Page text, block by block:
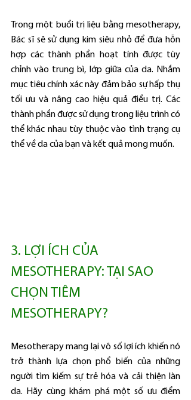
Trong một buổi trị liệu bằng mesotherapy,
Bác sĩ sẽ sử dụng kim siêu nhỏ để đưa hỗn
hợp các thành phần hoạt tính được tùy
chỉnh vào trung bì, lớp giữa của da. Nhắm
mục tiêu chính xác này đảm bảo sự hấp thụ
tối ưu và nâng cao hiệu quả điều trị. Các
thành phần được sử dụng trong liệu trình có
thể khác nhau tùy thuộc vào tình trạng cụ
thể về da của bạn và kết quả mong muốn.
3. LỢI ÍCH CỦA
MESOTHERAPY: TẠI SAO
CHỌN TIÊM
MESOTHERAPY?
Mesotherapy mang lại vô số lợi ích khiến nó
trở thành lựa chọn phổ biến của những
người tìm kiếm sự trẻ hóa và cải thiện làn
da. Hãy cùng khám phá một số ưu điểm